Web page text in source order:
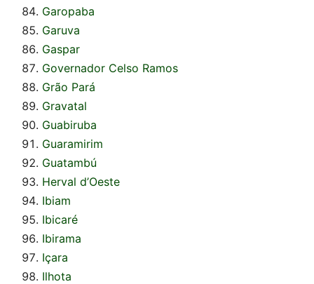
Garopaba
Garuva
Gaspar
Governador Celso Ramos
Grão Pará
Gravatal
Guabiruba
Guaramirim
Guatambú
Herval d’Oeste
Ibiam
Ibicaré
Ibirama
Içara
Ilhota